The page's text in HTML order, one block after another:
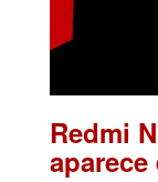
Redmi
aparece